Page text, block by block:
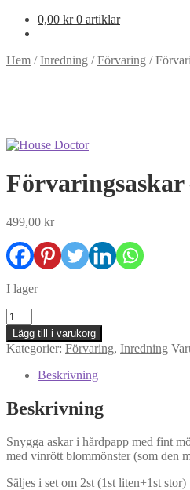
0,00 kr 0 artiklar
Hem /Inredning /Förvaring /
499,00 kr
I lager
Förvaringsaskar
-
red
flower
mängd
Lägg till i varukorg
Kategorier: Förvaring, Inredning
Beskrivning
Beskrivning
Snygga askar i hårdpapp med fint
med vinrött blommönster (som den
Säljes i set om 2st (1st liten+1st stor)